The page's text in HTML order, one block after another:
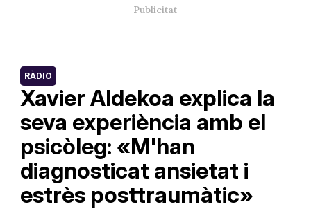
Xavier Aldekoa explica la
seva experiència amb el
psicòleg: «M'han
diagnosticat ansietat i
estrès posttraumàtic»
RÀDIO